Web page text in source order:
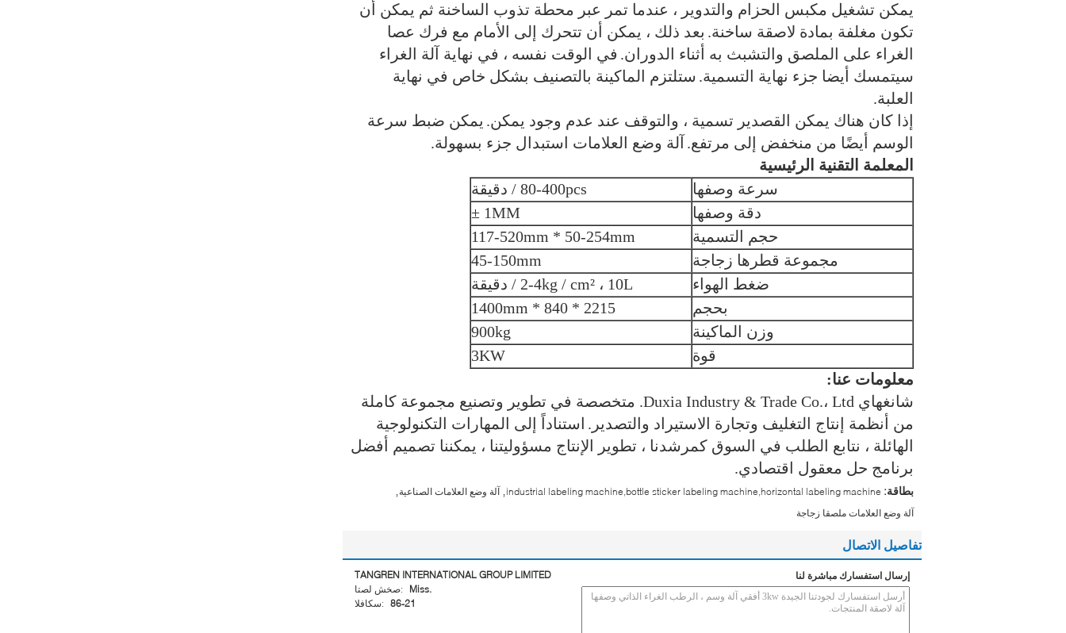
يمكن تشغيل مكبس الحزام والتدوير ، عندما تمر عبر محطة تذوب الساخنة ثم يمكن أن
تكون مغلفة بمادة لاصقة ساخنة. بعد ذلك ، يمكن أن تتحرك إلى الأمام مع فرك عصا
الغراء على الملصق والتشبث به أثناء الدوران. في الوقت نفسه ، في نهاية آلة الغراء
سيتمسك أيضا جزء نهاية التسمية. ستلتزم الماكينة بالتصنيف بشكل خاص في نهاية
العلبة.
إذا كان هناك يمكن القصدير تسمية ، والتوقف عند عدم وجود يمكن. يمكن ضبط سرعة
الوسم أيضًا من منخفض إلى مرتفع. آلة وضع العلامات استبدال جزء بسهولة.
المعلمة التقنية الرئيسية
سرعة وصفها
80-400pcs / دقيقة
دقة وصفها
1MM ±
حجم التسمية
117-520mm * 50-254mm
مجموعة قطرها زجاجة
45-150mm
ضغط الهواء
2-4kg / cm² ، 10L / دقيقة
بحجم
2215 * 840 * 1400mm
وزن الماكينة
900kg
قوة
3KW
معلومات عنا:
شانغهاي Duxia Industry & Trade Co.، Ltd. متخصصة في تطوير وتصنيع مجموعة كاملة
من أنظمة إنتاج التغليف وتجارة الاستيراد والتصدير. استناداً إلى المهارات التكنولوجية
الهائلة ، نتابع الطلب في السوق كمرشدنا ، تطوير الإنتاج مسؤوليتنا ، يمكننا تصميم أفضل
برنامج حل معقول اقتصادي.
بطاقة: industrial labeling machine,bottle sticker labeling machine,horizontal labeling machine آلة وضع العلامات الصناعية
آلة وضع العلامات ملصقا زجاجة
تفاصيل الاتصال
TANGREN INTERNATIONAL GROUP LIMITED
اتصل شخص:
Miss.
الفاكس: 86-21
إرسال استفسارك مباشرة لنا